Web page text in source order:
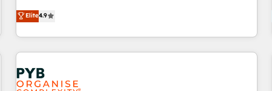
rating of 4.9/5 and a proven track record of business
transformation, our growth-first approach has helped
replatform, and scale smarter. We specialize in high-impact
CRM and CMS migrations and onboarding from platforms
like Salesforce, NetSuite, Zoho, Pardot, Marketo, Microsoft
Dynamics, Wix, WordPress and legacy CRMs, turning
fragmented systems into unified, growth-ready HubSpot
architectures that accelerate revenue operations and
Elite4.9